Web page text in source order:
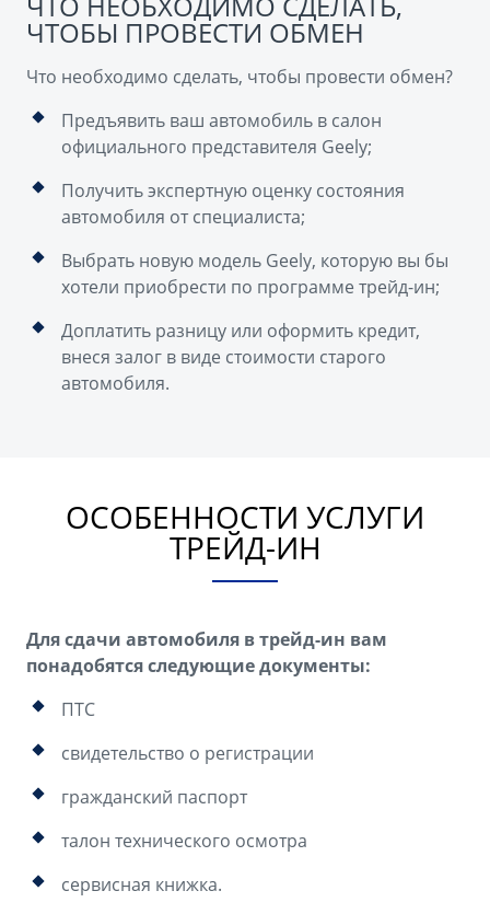
ЧТОБЫ ПРОВЕСТИ ОБМЕН
Что необходимо сделать, чтобы провести обмен?
Предъявить ваш автомобиль в салон
официального представителя Geely;
Получить экспертную оценку состояния
автомобиля от специалиста;
Выбрать новую модель Geely, которую вы бы
хотели приобрести по программе трейд-ин;
Доплатить разницу или оформить кредит,
внеся залог в виде стоимости старого
автомобиля.
ОСОБЕННОСТИ УСЛУГИ
ТРЕЙД-ИН
Для сдачи автомобиля в трейд-ин вам
понадобятся следующие документы:
ПТС
свидетельство о регистрации
гражданский паспорт
талон технического осмотра
сервисная книжка.